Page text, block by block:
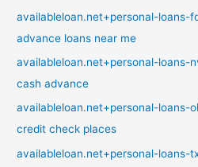
availableloan.net+personal-loans-
advance loans near me
availableloan.net+personal-loans-
cash advance
availableloan.net+personal-loans-
credit check places
availableloan.net+personal-loans-